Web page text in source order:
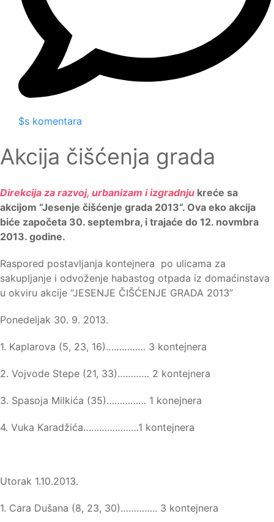
$s komentara
Akcija čišćenja grada
Direkcija za razvoj, urbanizam i izgradnju kreće sa
akcijom “Jesenje čišćenje grada 2013“. Ova eko akcija
biće započeta 30. septembra, i trajaće do 12. novmbra
2013. godine.
Raspored postavljanja kontejnera po ulicama za
sakupljanje i odvoženje habastog otpada iz domaćinstava
u okviru akcije “JESENJE ČIŠĆENJE GRADA 2013”
Ponedeljak 30. 9. 2013.
1. Kaplarova (5, 23, 16)…………… 3 kontejnera
2. Vojvode Stepe (21, 33)………… 2 kontejnera
3. Spasoja Milkića (35)…………… 1 konejnera
4. Vuka Karadžića…………………1 kontejnera
Utorak 1.10.2013.
1. Cara Dušana (8, 23, 30)………….. 3 kontejnera